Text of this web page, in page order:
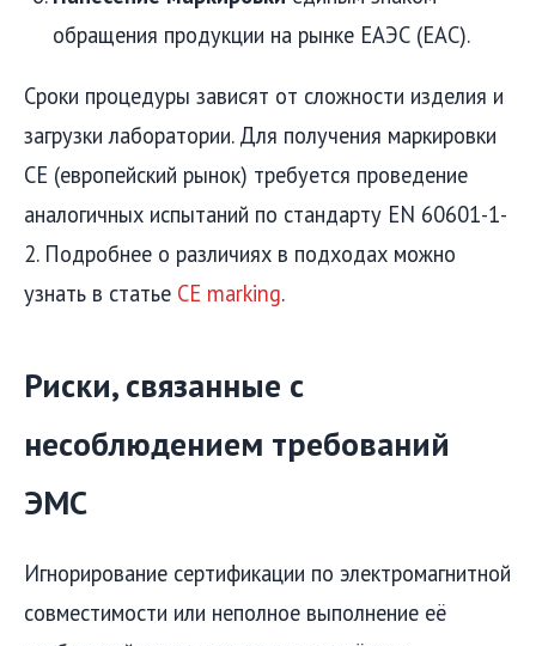
обращения продукции на рынке ЕАЭС (EAC).
Сроки процедуры зависят от сложности изделия и
загрузки лаборатории. Для получения маркировки
СЕ (европейский рынок) требуется проведение
аналогичных испытаний по стандарту EN 60601-1-
2. Подробнее о различиях в подходах можно
узнать в статье CE marking.
Риски, связанные с
несоблюдением требований
ЭМС
Игнорирование сертификации по электромагнитной
совместимости или неполное выполнение её